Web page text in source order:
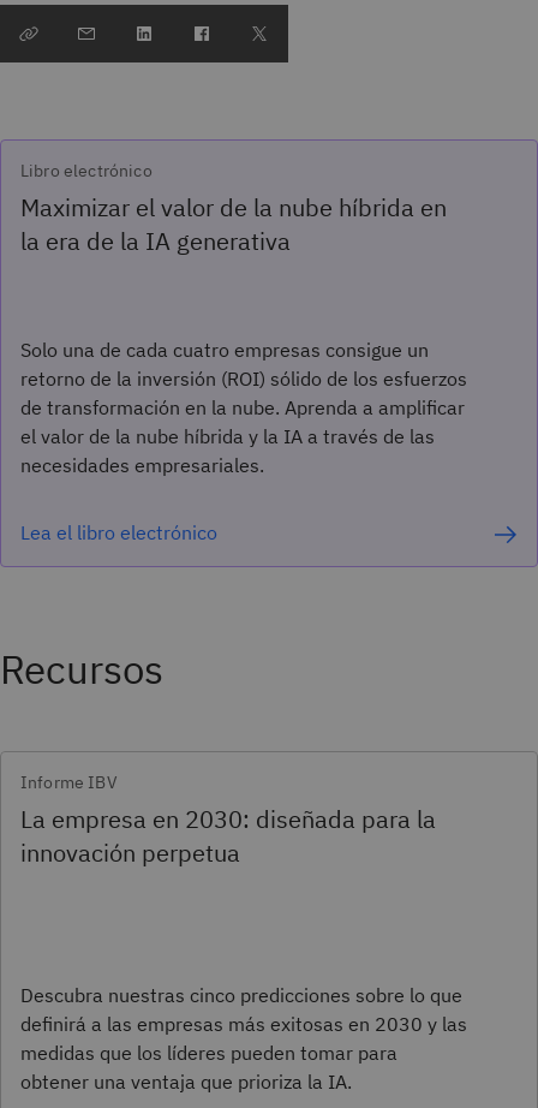
Libro electrónico
Maximizar el valor de la nube híbrida en
la era de la IA generativa
Solo una de cada cuatro empresas consigue un
retorno de la inversión (ROI) sólido de los esfuerzos
de transformación en la nube. Aprenda a amplificar
el valor de la nube híbrida y la IA a través de las
necesidades empresariales.
Lea el libro electrónico
Recursos
Informe IBV
La empresa en 2030: diseñada para la
innovación perpetua
Descubra nuestras cinco predicciones sobre lo que
definirá a las empresas más exitosas en 2030 y las
medidas que los líderes pueden tomar para
obtener una ventaja que prioriza la IA.